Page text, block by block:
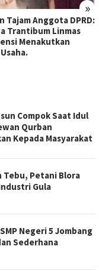
»
Tajam Anggota DPRD:
Trantibum Linmas
Menakutkan
Compok Saat Idul
Qurban
Kepada Masyarakat
Tebu, Petani Blora
Gula
Negeri 5 Jombang
Sederhana